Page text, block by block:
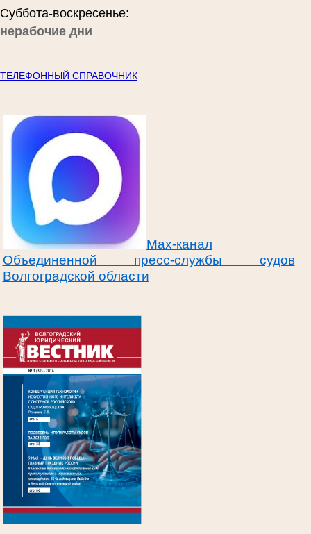
Суббота-воскресенье:
нерабочие дни
ТЕЛЕФОННЫЙ СПРАВОЧНИК
Max-канал
Объединенной пресс-службы судов
Волгоградской области